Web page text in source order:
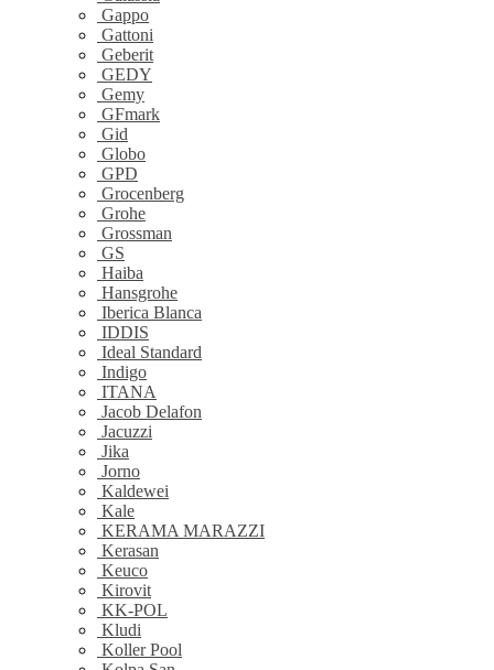
Gappo
Gattoni
Geberit
GEDY
Gemy
GFmark
Gid
Globo
GPD
Grocenberg
Grohe
Grossman
GS
Haiba
Hansgrohe
Iberica Blanca
IDDIS
Ideal Standard
Indigo
ITANA
Jacob Delafon
Jacuzzi
Jika
Jorno
Kaldewei
Kale
KERAMA MARAZZI
Kerasan
Keuco
Kirovit
KK-POL
Kludi
Koller Pool